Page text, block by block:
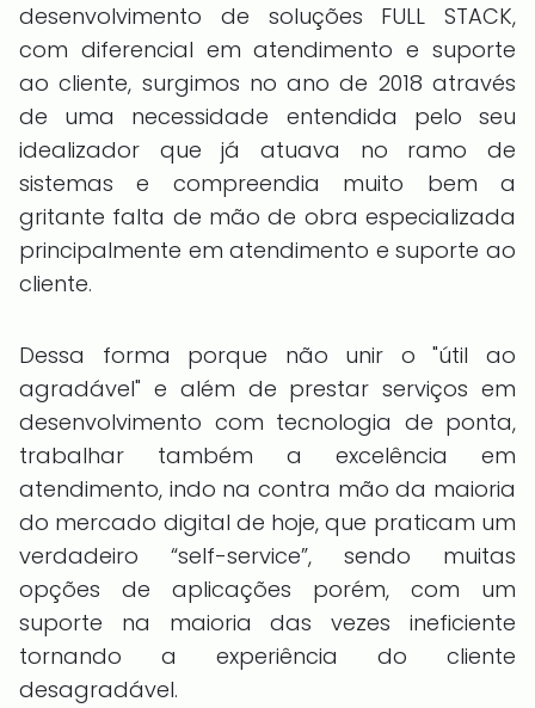
desenvolvimento de soluções FULL STACK,
com diferencial em atendimento e suporte
ao cliente, surgimos no ano de 2018 através
de uma necessidade entendida pelo seu
idealizador que já atuava no ramo de
sistemas e compreendia muito bem a
gritante falta de mão de obra especializada
principalmente em atendimento e suporte ao
cliente.
Dessa forma porque não unir o "útil ao
agradável" e além de prestar serviços em
desenvolvimento com tecnologia de ponta,
trabalhar também a excelência em
atendimento, indo na contra mão da maioria
do mercado digital de hoje, que praticam um
verdadeiro “self-service”, sendo muitas
opções de aplicações porém, com um
suporte na maioria das vezes ineficiente
tornando a experiência do cliente
desagradável.